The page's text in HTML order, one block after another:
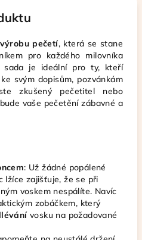
pečetí, která se stane
pro každého milovníka
sada je ideální pro ty, kteří
svým dopisům, pozvánkám
zkušený pečetitel nebo
vaše pečetění zábavné a
: Už žádné popálené
lžíce zajišťuje, že se při
voskem nespálíte. Navíc
zobáčkem, který
vosku na požadované